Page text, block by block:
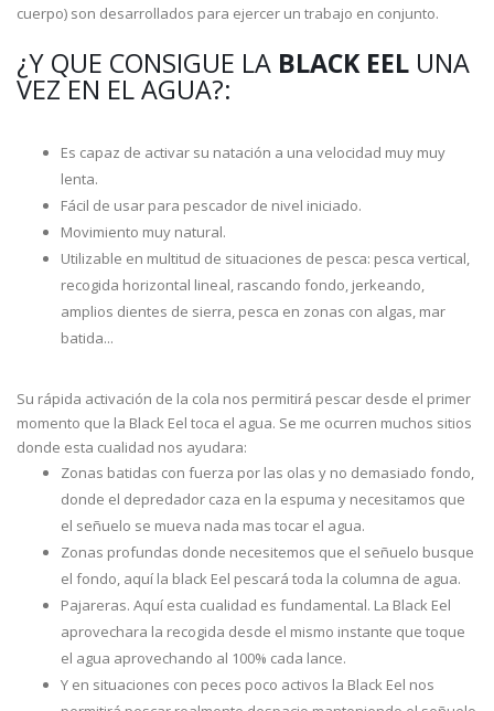
cuerpo) son desarrollados para ejercer un trabajo en conjunto.
¿Y QUE CONSIGUE LA BLACK EEL UNA
VEZ EN EL AGUA?:
Es capaz de activar su natación a una velocidad muy muy
lenta.
Fácil de usar para pescador de nivel iniciado.
Movimiento muy natural.
Utilizable en multitud de situaciones de pesca: pesca vertical,
recogida horizontal lineal, rascando fondo, jerkeando,
amplios dientes de sierra, pesca en zonas con algas, mar
batida...
Su rápida activación de la cola nos permitirá pescar desde el primer
momento que la Black Eel toca el agua. Se me ocurren muchos sitios
donde esta cualidad nos ayudara:
Zonas batidas con fuerza por las olas y no demasiado fondo,
donde el depredador caza en la espuma y necesitamos que
el señuelo se mueva nada mas tocar el agua.
Zonas profundas donde necesitemos que el señuelo busque
el fondo, aquí la black Eel pescará toda la columna de agua.
Pajareras. Aquí esta cualidad es fundamental. La Black Eel
aprovechara la recogida desde el mismo instante que toque
el agua aprovechando al 100% cada lance.
Y en situaciones con peces poco activos la Black Eel nos